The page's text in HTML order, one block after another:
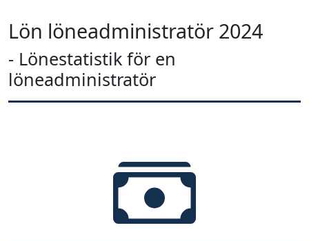
Lön löneadministratör 2024
- Lönestatistik för en
löneadministratör